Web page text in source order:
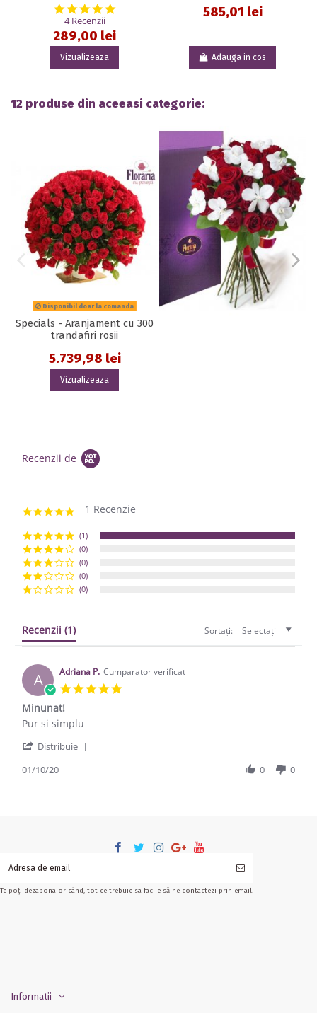
5.0 star rating
4 Recenzii
289,00 lei
Vizualizeaza
585,01 lei
Adauga in cos
12 produse din aceeasi categorie:
Disponibil doar la comanda
Specials - Aranjament cu 300
trandafiri rosii
5.739,98 lei
Vizualizeaza
Recenzii de
5.0 star rating
1 Recenzie
(1)
(0)
(0)
(0)
(0)
Recenzii (1) Sortați: Selectați
A Adriana P. Cumparator verificat
Minunat!
Review by Adriana P. on 1 Oct 2020
review stating Minunat!
Pur si simplu
Distribuie
01/10/20 0 0
Te poți dezabona oricând, tot ce trebuie sa faci e să ne contactezi prin email.
Informatii